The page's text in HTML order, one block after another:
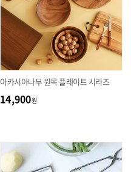
아카시아나무 원목 플레이트 시리즈
14,900원